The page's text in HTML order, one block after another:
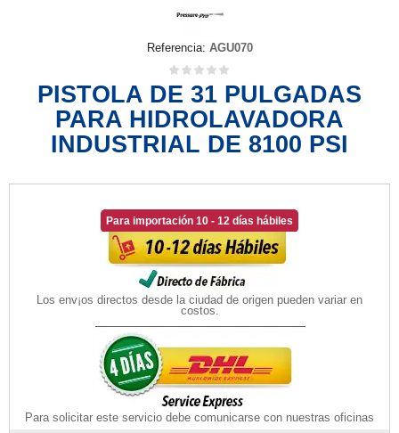
Referencia: AGU070
PISTOLA DE 31 PULGADAS
PARA HIDROLAVADORA
INDUSTRIAL DE 8100 PSI
Para importación 10 - 12 días hábiles
Los env¡os directos desde la ciudad de origen pueden variar en
costos.
Para solicitar este servicio debe comunicarse con nuestras oficinas